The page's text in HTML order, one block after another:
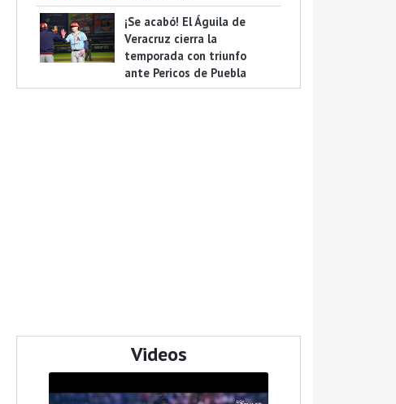
¡Se acabó! El Águila de
Veracruz cierra la
temporada con triunfo
ante Pericos de Puebla
Videos